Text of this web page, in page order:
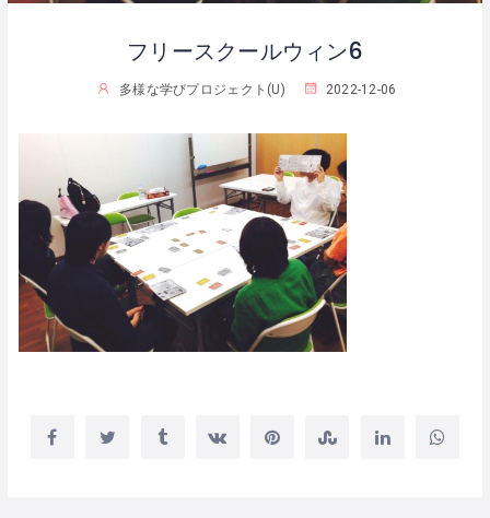
フリースクールウィン6
多様な学びプロジェクト(U) 2022-12-06